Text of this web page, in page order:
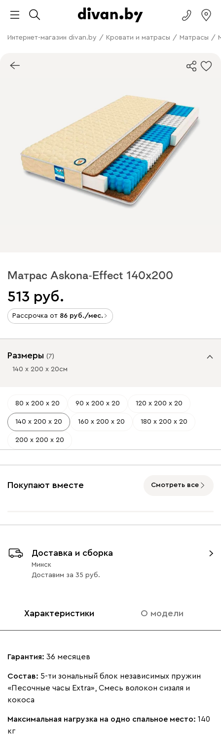
Интернет-магазин divan.by / Кровати и матрасы / Матрасы /
Матрас Askona-Effect 140x200
513
Рассрочка от 86 /мес.
Размеры (7)
140 х 200 х 20см
80 х 200 х 20 90 х 200 х 20 120 х 200 х 20
140 х 200 х 20 160 х 200 х 20 180 х 200 х 20
200 х 200 х 20
Покупают вместе Смотреть все
Доставка и сборка
Минск
Доставим за 35
Характеристики О модели
Гарантия: 36 месяцев
Состав: 5-ти зональный блок независимых пружин
«Песочные часы Extra», Смесь волокон сизаля и
кокоса
Максимальная нагрузка на одно спальное место: 140
кг